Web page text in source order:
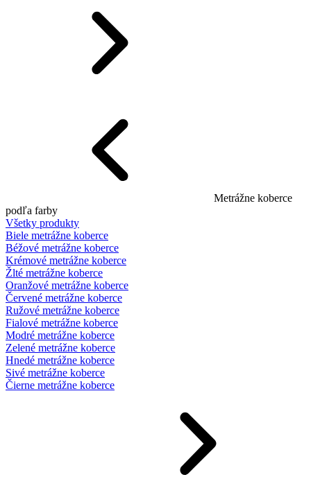
Metrážne koberce
podľa farby
Všetky produkty
Biele metrážne koberce
Béžové metrážne koberce
Krémové metrážne koberce
Žlté metrážne koberce
Oranžové metrážne koberce
Červené metrážne koberce
Ružové metrážne koberce
Fialové metrážne koberce
Modré metrážne koberce
Zelené metrážne koberce
Hnedé metrážne koberce
Sivé metrážne koberce
Čierne metrážne koberce